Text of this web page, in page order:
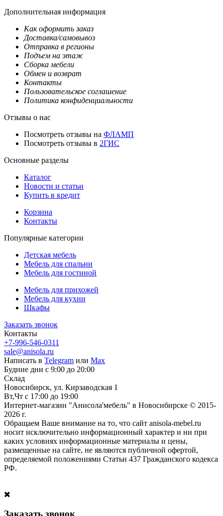
Дополнительная информация
Как оформить заказ
Доставка/самовывоз
Отправка в регионы
Подъем на этаж
Сборка мебели
Обмен и возврат
Контакты
Пользовательское соглашение
Политика конфиденциальности
Отзывы о нас
Посмотреть отзывы на ФЛАМП
Посмотреть отзывы в 2ГИС
Основные разделы
Каталог
Новости и статьи
Купить в кредит
Корзина
Контакты
Популярные категории
Детская мебель
Мебель для спальни
Мебель для гостиной
Мебель для прихожей
Мебель для кухни
Шкафы
Заказать звонок
Контакты
+7-996-546-0311
sale@anisola.ru
Написать в Telegram или Max
Будние дни с 9:00 до 20:00
Склад
Новосибирск, ул. Кирзаводская 1
Вт,Чт с 17:00 до 19:00
Интернет-магазин "Анисола'мебель" в Новосибирске © 2015-
2026 г.
Обращаем Ваше внимание на то, что сайт anisola-mebel.ru
носит исключительно информационный характер и ни при
каких условиях информационные материалы и цены,
размещенные на сайте, не являются публичной офертой,
определяемой положениями Статьи 437 Гражданского кодекса
РФ.
Заказать звонок